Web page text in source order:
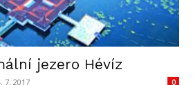
jezero Hévíz
7. 2017 0